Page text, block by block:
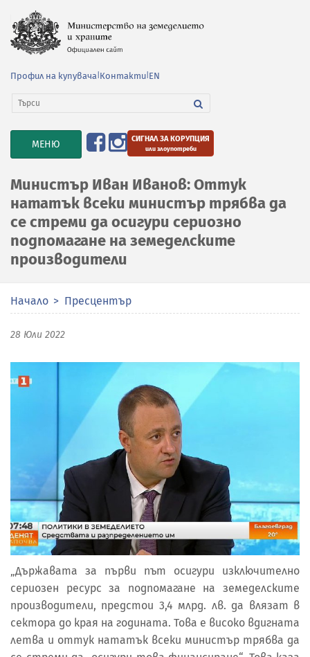
Профил на купувача Контакти EN
TOGGLE
NAVIGATION
МЕНЮ СИГНАЛ ЗА КОРУПЦИЯ
или злоупотреби
Министър Иван Иванов: Оттук
нататък всеки министър трябва да
се стреми да осигури сериозно
подпомагане на земеделските
производители
Начало Пресцентър
28 Юли 2022
„Държавата за първи път осигури изключително
сериозен ресурс за подпомагане на земеделските
производители, предстои 3,4 млрд. лв. да влязат в
сектора до края на годината. Това е високо вдигната
летва и оттук нататък всеки министър трябва да